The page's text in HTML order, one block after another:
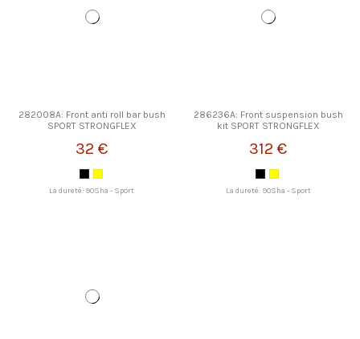
282008A: Front anti roll bar bush
SPORT STRONGFLEX
32 €
La dureté: 90Sha - Sport
286236A: Front suspension bush
kit SPORT STRONGFLEX
312 €
La dureté: 90Sha - Sport